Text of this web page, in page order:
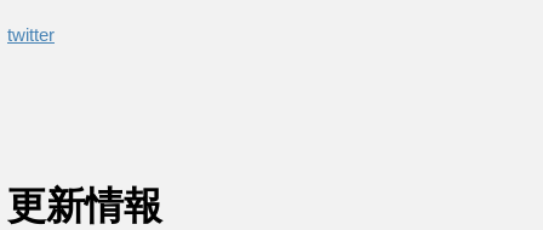
twitter
更新情報